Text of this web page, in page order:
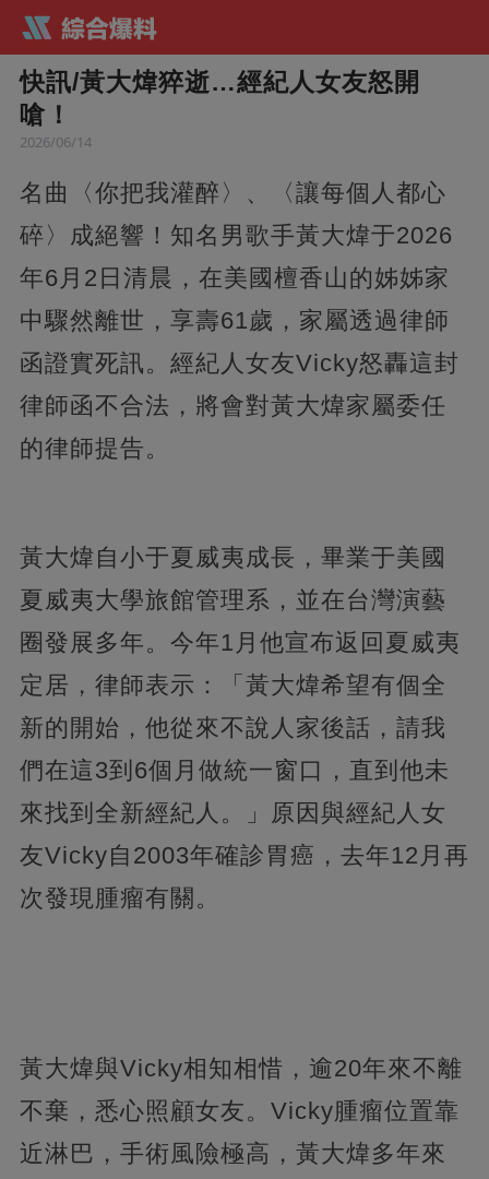
快訊/黃大煒猝逝…經紀人女友怒開
嗆！
2026/06/14
名曲〈你把我灌醉〉、〈讓每個人都心
碎〉成絕響！知名男歌手黃大煒于2026
年6月2日清晨，在美國檀香山的姊姊家
中驟然離世，享壽61歲，家屬透過律師
函證實死訊。經紀人女友Vicky怒轟這封
律師函不合法，將會對黃大煒家屬委任
的律師提告。
黃大煒自小于夏威夷成長，畢業于美國
夏威夷大學旅館管理系，並在台灣演藝
圈發展多年。今年1月他宣布返回夏威夷
定居，律師表示：「黃大煒希望有個全
新的開始，他從來不說人家後話，請我
們在這3到6個月做統一窗口，直到他未
來找到全新經紀人。」原因與經紀人女
友Vicky自2003年確診胃癌，去年12月再
次發現腫瘤有關。
黃大煒與Vicky相知相惜，逾20年來不離
不棄，悉心照顧女友。Vicky腫瘤位置靠
近淋巴，手術風險極高，黃大煒多年來